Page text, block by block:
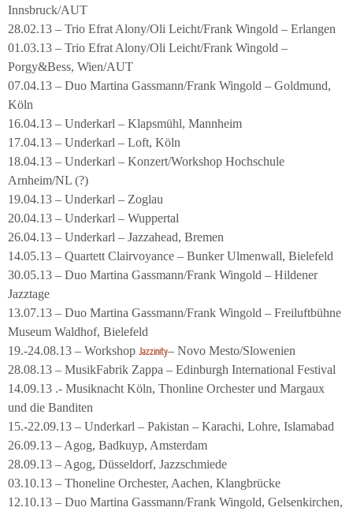
Innsbruck/AUT
28.02.13 – Trio Efrat Alony/Oli Leicht/Frank Wingold – Erlangen
01.03.13 – Trio Efrat Alony/Oli Leicht/Frank Wingold –
Porgy&Bess, Wien/AUT
07.04.13 – Duo Martina Gassmann/Frank Wingold – Goldmund,
Köln
16.04.13 – Underkarl – Klapsmühl, Mannheim
17.04.13 – Underkarl – Loft, Köln
18.04.13 – Underkarl – Konzert/Workshop Hochschule
Arnheim/NL (?)
19.04.13 – Underkarl – Zoglau
20.04.13 – Underkarl – Wuppertal
26.04.13 – Underkarl – Jazzahead, Bremen
14.05.13 – Quartett Clairvoyance – Bunker Ulmenwall, Bielefeld
30.05.13 – Duo Martina Gassmann/Frank Wingold – Hildener
Jazztage
13.07.13 – Duo Martina Gassmann/Frank Wingold – Freiluftbühne
Museum Waldhof, Bielefeld
19.-24.08.13 – Workshop Jazzinity– Novo Mesto/Slowenien
28.08.13 – MusikFabrik Zappa – Edinburgh International Festival
14.09.13 .- Musiknacht Köln, Thonline Orchester und Margaux
und die Banditen
15.-22.09.13 – Underkarl – Pakistan – Karachi, Lohre, Islamabad
26.09.13 – Agog, Badkuyp, Amsterdam
28.09.13 – Agog, Düsseldorf, Jazzschmiede
03.10.13 – Thoneline Orchester, Aachen, Klangbrücke
12.10.13 – Duo Martina Gassmann/Frank Wingold, Gelsenkirchen,